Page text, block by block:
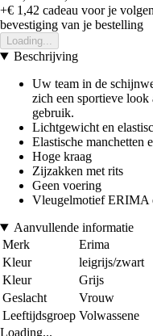
+€ 1,42 cadeau voor je
bevestiging van je bestelling
Loading...
Beschrijving
Uw team in de
zich een sportieve
gebruik.
Lichtgewicht en
Elastische manchetten
Hoge kraag
Zijzakken met rits
Geen voering
Vleugelmotief ERIMA
Aanvullende informatie
Merk
Erima
Kleur
leigrijs/zwart
Kleur
Grijs
Geslacht
Vrouw
Leeftijdsgroep Volwassene
Loading...